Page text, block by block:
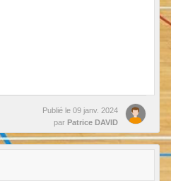
Publié le 09 janv. 2024
par Patrice DAVID